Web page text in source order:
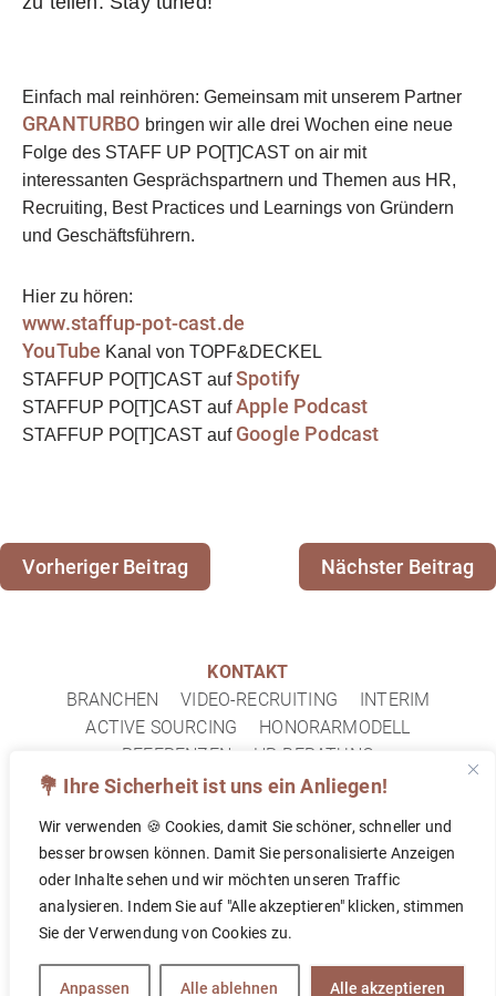
💐 Ihre Sicherheit ist uns ein Anliegen!
Wir verwenden 🍪 Cookies, damit Sie schöner, schneller und
besser browsen können. Damit Sie personalisierte Anzeigen
oder Inhalte sehen und wir möchten unseren Traffic
analysieren. Indem Sie auf "Alle akzeptieren" klicken, stimmen
Sie der Verwendung von Cookies zu.
Anpassen Alle ablehnen Alle akzeptieren
Einfach mal reinhören: Gemeinsam mit unserem Partner
GRANTURBO bringen wir alle drei Wochen eine neue
Folge des STAFF UP PO[T]CAST on air mit
interessanten Gesprächspartnern und Themen aus HR,
Recruiting, Best Practices und Learnings von Gründern
und Geschäftsführern.
Hier zu hören:
www.staffup-pot-cast.de
YouTube Kanal von TOPF&DECKEL
STAFFUP PO[T]CAST aufSpotify
STAFFUP PO[T]CAST aufApple Podcast
STAFFUP PO[T]CAST auf Google Podcast
Vorheriger Beitrag Nächster Beitrag
© 2026 TOPF&DECKEL PERSONALBERATUNG
IMPRESSUM DATENSCHUTZ FAQ
FOLLOW US ON
KONTAKT
BRANCHEN
VIDEO-RECRUITING
INTERIM
ACTIVE SOURCING
HONORARMODELL
REFERENZEN
HR-BERATUNG